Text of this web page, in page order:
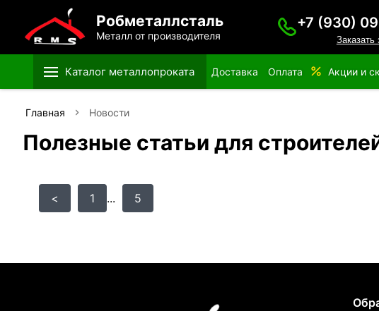
Робметаллсталь
Металл от производителя
+7 (930)
Заказать
Каталог металлопроката Доставка Оплата Акции и
Главная Новости
Полезные статьи для
< 1 ... 5